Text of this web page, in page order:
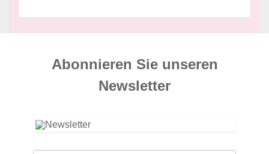
Abonnieren Sie unseren
News­letter